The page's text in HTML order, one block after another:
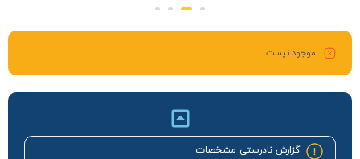
موجود نیست
گزارش نادرستی مشخصات